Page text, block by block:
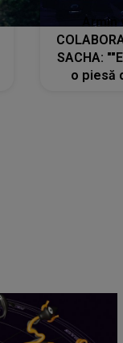
SACHA:
o piesă